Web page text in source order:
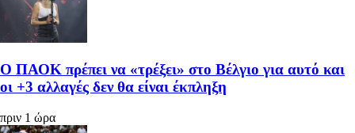
Ο ΠΑΟΚ πρέπει να «τρέξει» στο Βέλγιο για αυτό και
οι +3 αλλαγές δεν θα είναι έκπληξη
πριν 1 ώρα